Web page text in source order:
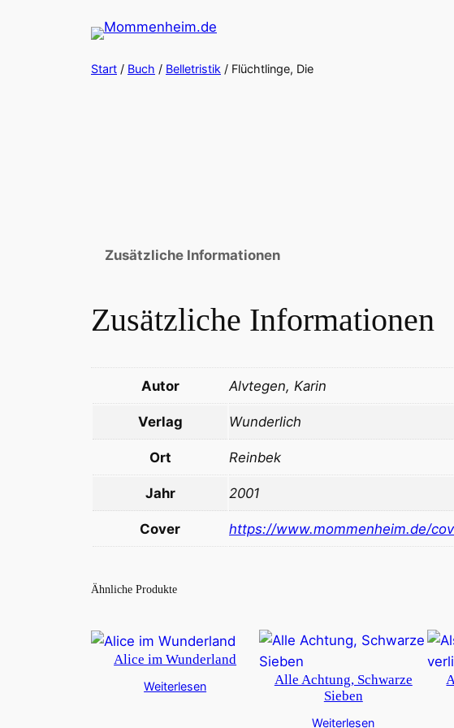
Start / Buch / Belletristik / Flüchtlinge, Die
Zusätzliche Informationen
Zusätzliche Informationen
Autor Alvtegen, Karin
Verlag Wunderlich
Ort Reinbek
Jahr 2001
Cover https://www.mommenheim.de/
Ähnliche Produkte
Alice im Wunderland
Weiterlesen
Alle Achtung, Schwarze
Sieben
Weiterlesen